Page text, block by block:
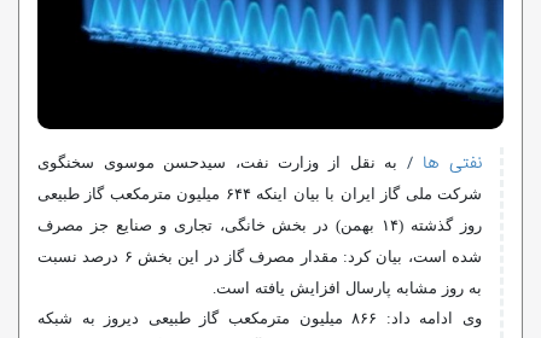
نفتی ها/ به نقل از وزارت نفت، سیدحسن موسوی سخنگوی
شرکت ملی گاز ایران با بیان اینکه ۶۴۴ میلیون مترمکعب گاز طبیعی
روز گذشته (۱۴ بهمن) در بخش خانگی، تجاری و صنایع جز مصرف
شده است، بیان کرد: مقدار مصرف گاز در این بخش ۶ درصد نسبت
به روز مشابه پارسال افزایش یافته است.
وی ادامه داد: ۸۶۶ میلیون مترمکعب گاز طبیعی دیروز به شبکه